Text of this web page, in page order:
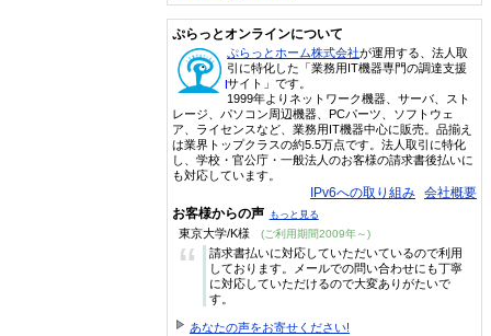
ぷらっとオンラインについて
ぷらっとホーム株式会社が運用する、法人取
引に特化した「業務用IT機器専門の調達支援
サイト」です。
1999年よりネットワーク機器、サーバ、スト
レージ、パソコン周辺機器、PCパーツ、ソフトウェ
ア、ライセンスなど、業務用IT機器中心に販売。品揃え
は業界トップクラスの約5.5万点です。法人取引に特化
し、学校・官公庁・一般法人のお客様の請求書後払いに
も対応しています。
IPv6への取り組み 会社概要
お客様からの声 もっと見る
東京大学/K様 (ご利用期間2009年～)
“
請求書払いに対応していただいているので利用
しております。メールでの問い合わせにも丁寧
に対応していただけるので大変ありがたいで
す。
あなたの声をお寄せください!